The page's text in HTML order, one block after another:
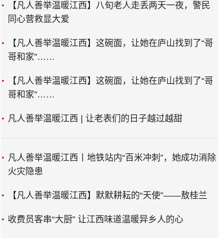
【凡人善举温暖江西】八旬老人走丢两天一夜，警民
同心营救显大爱
【凡人善举温暖江西】这碗面，让她在庐山找到了“哥
哥和家”……
【凡人善举温暖江西】这碗面，让她在庐山找到了“哥
哥和家”……
凡人善举温暖江西 | 让老表们的日子越过越甜
凡人善举温暖江西丨地铁站内“百米冲刺”，她成功消除
火灾隐患
【凡人善举温暖江西】默默耕耘的“天使”——敖桂兰
收费员客串“大厨” 让江西味道温暖异乡人的心